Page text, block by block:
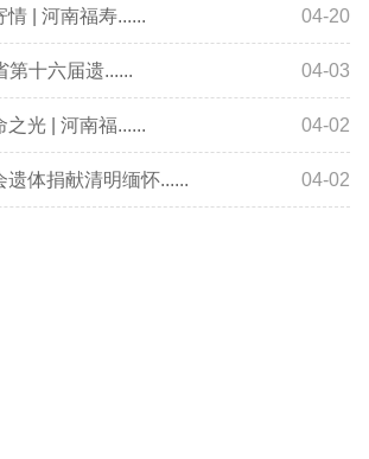
04-20
| 河南福寿......
04-03
第十六届遗......
04-02
之光 | 河南福......
04-02
体捐献清明缅怀......